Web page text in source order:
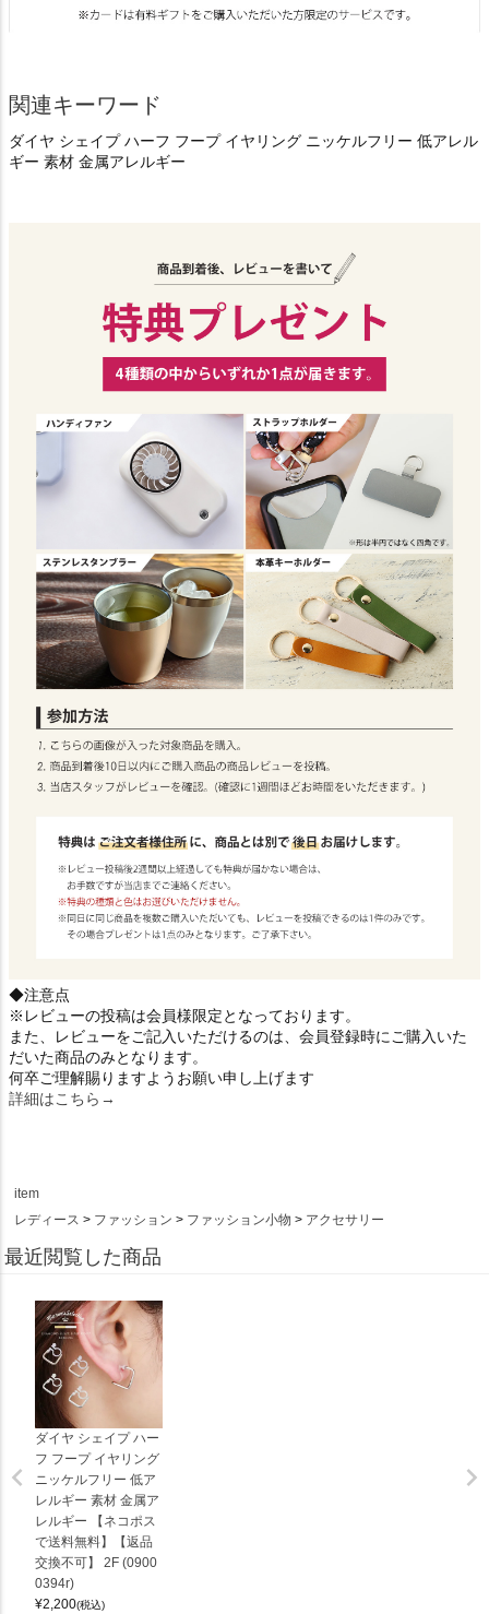
関連キーワード
ダイヤ シェイプ ハーフ フープ イヤリング ニッケルフリー 低アレル
ギー 素材 金属アレルギー
◆注意点
※レビューの投稿は会員様限定となっております。
また、レビューをご記入いただけるのは、会員登録時にご購入いた
だいた商品のみとなります。
何卒ご理解賜りますようお願い申し上げます
詳細はこちら→
item
レディース
ファッション ファッション小物 アクセサリー
最近閲覧した商品
ダイヤ シェイプ ハー
フ フープ イヤリング
ニッケルフリー 低ア
レルギー 素材 金属ア
レルギー 【ネコポス
で送料無料】【返品
交換不可】 2F (0900
0394r)
¥2,200(税込)